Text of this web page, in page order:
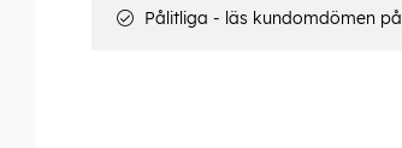
Pålitliga - läs kundomdömen på